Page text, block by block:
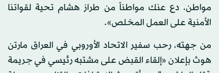
مواطن، دع عنك مواطناً من طراز هشام ‏تحية لقواتنا
الأمنية على العمل المخلص».
من جهته، رحب سفير الاتحاد الأوروبي في العراق مارتن
هوث بإعلان «إلقاء القبض على مشتبه رئيسي في جريمة